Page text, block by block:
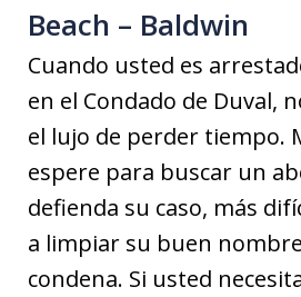
Beach – Baldwin
Cuando usted es
en el Condado de Duval,
el lujo de perder tiempo.
espere para buscar un
defienda su caso, más
a limpiar su buen
condena. Si usted